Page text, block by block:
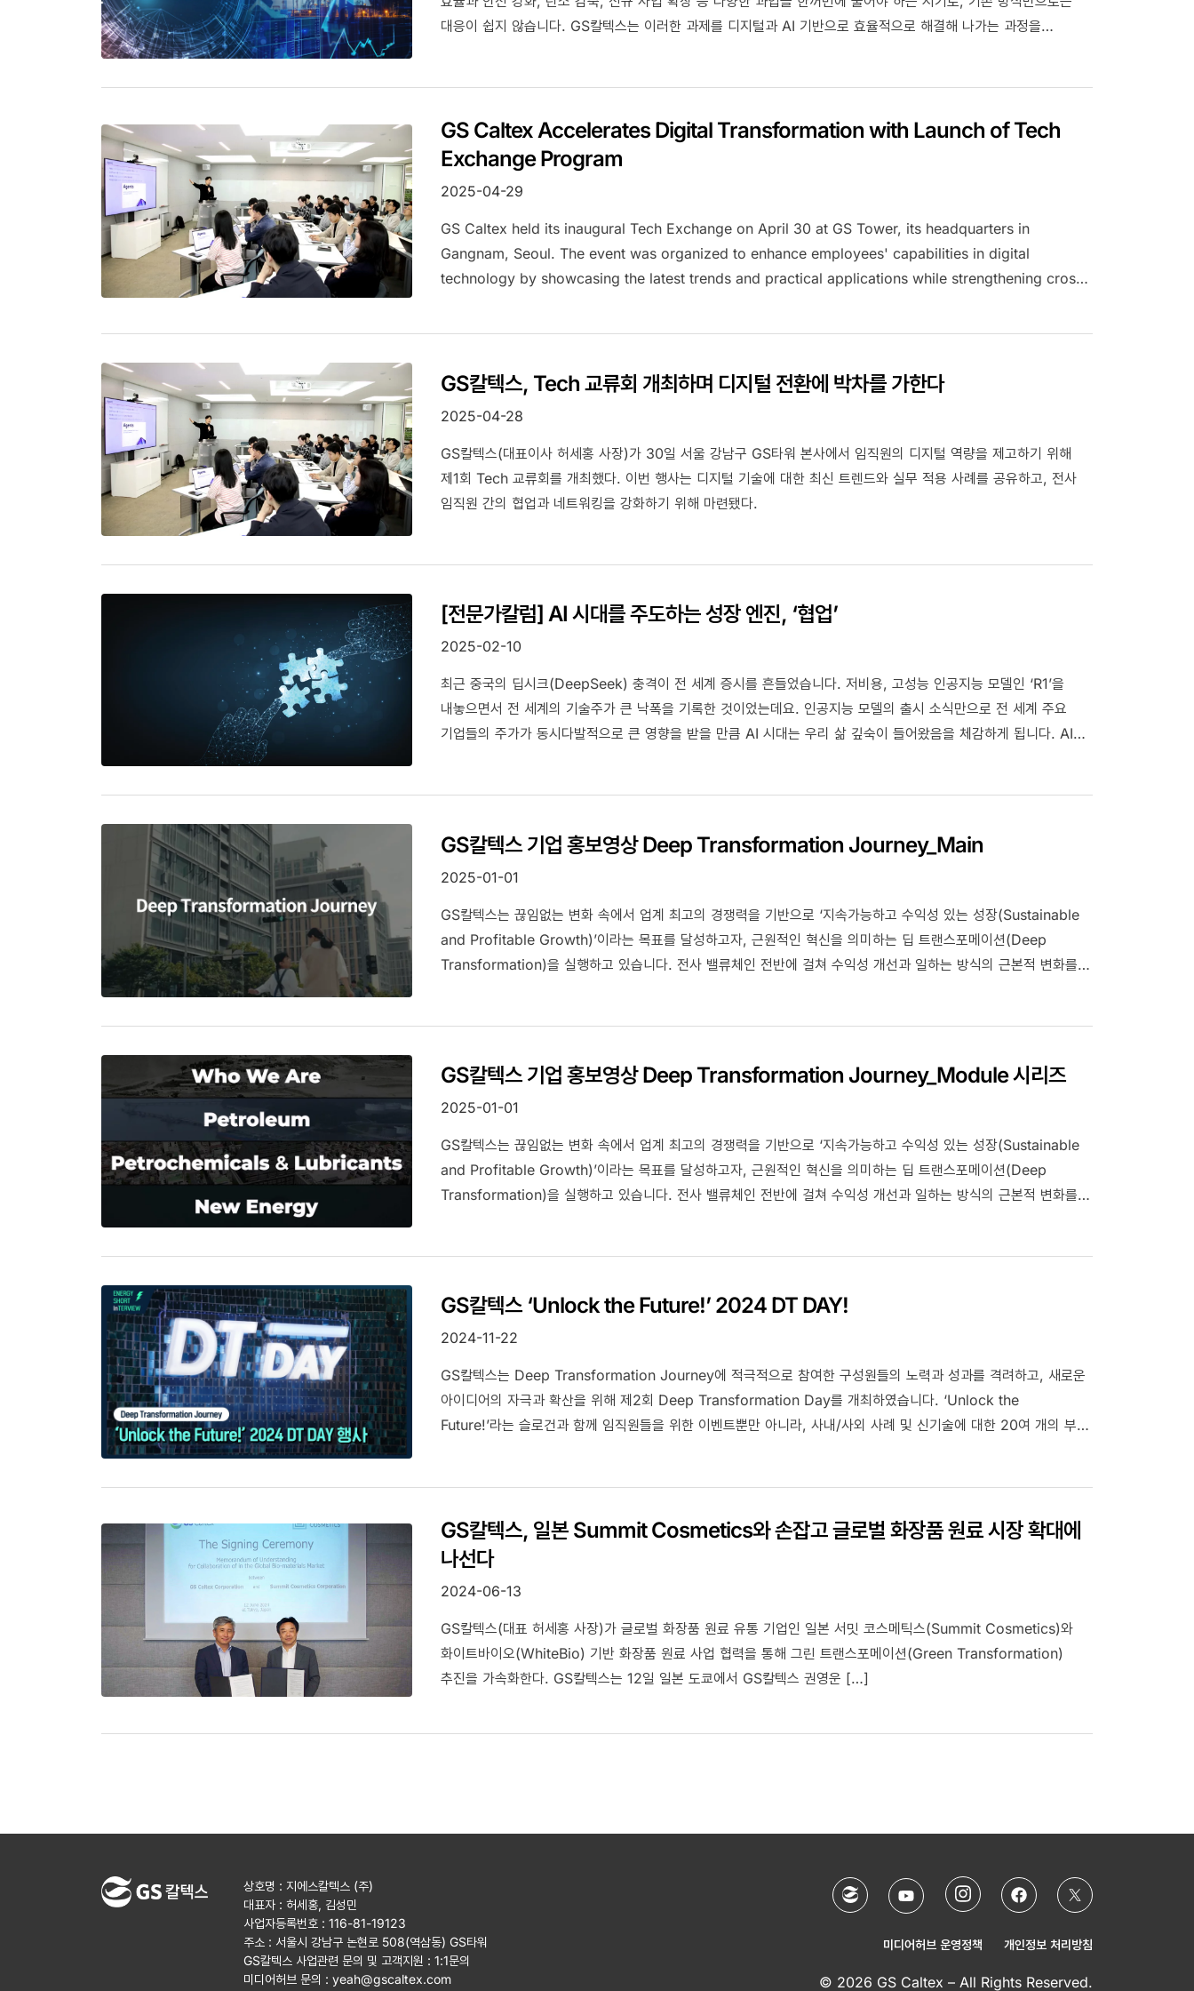
대응이 쉽지 않습니다. GS칼텍스는 이러한 과제를 디지털과 AI 기반으로 효율적으로 해결해 나가는 과정을
GS Caltex Accelerates Digital Transformation with Launch of Tech
Exchange Program
2025-04-29
GS Caltex held its inaugural Tech Exchange on April 30 at GS Tower, its headquarters in
Gangnam, Seoul. The event was organized to enhance employees' capabilities in digital
technology by showcasing the latest trends and practical applications while strengthening cross-
GS칼텍스, Tech 교류회 개최하며 디지털 전환에 박차를 가한다
2025-04-28
GS칼텍스(대표이사 허세홍 사장)가 30일 서울 강남구 GS타워 본사에서 임직원의 디지털 역량을 제고하기 위해
제1회 Tech 교류회를 개최했다. 이번 행사는 디지털 기술에 대한 최신 트렌드와 실무 적용 사례를 공유하고, 전사
임직원 간의 협업과 네트워킹을 강화하기 위해 마련됐다.
[전문가칼럼] AI 시대를 주도하는 성장 엔진, ‘협업’
2025-02-10
최근 중국의 딥시크(DeepSeek) 충격이 전 세계 증시를 흔들었습니다. 저비용, 고성능 인공지능 모델인 ‘R1’을
내놓으면서 전 세계의 기술주가 큰 낙폭을 기록한 것이었는데요. 인공지능 모델의 출시 소식만으로 전 세계 주요
기업들의 주가가 동시다발적으로 큰 영향을 받을 만큼 AI 시대는 우리 삶 깊숙이 들어왔음을 체감하게 됩니다. AI
GS칼텍스 기업 홍보영상 Deep Transformation Journey_Main
2025-01-01
GS칼텍스는 끊임없는 변화 속에서 업계 최고의 경쟁력을 기반으로 ‘지속가능하고 수익성 있는 성장(Sustainable
and Profitable Growth)’이라는 목표를 달성하고자, 근원적인 혁신을 의미하는 딥 트랜스포메이션(Deep
Transformation)을 실행하고 있습니다. 전사 밸류체인 전반에 걸쳐 수익성 개선과 일하는 방식의 근본적 변화를
GS칼텍스 기업 홍보영상 Deep Transformation Journey_Module 시리즈
2025-01-01
GS칼텍스는 끊임없는 변화 속에서 업계 최고의 경쟁력을 기반으로 ‘지속가능하고 수익성 있는 성장(Sustainable
and Profitable Growth)’이라는 목표를 달성하고자, 근원적인 혁신을 의미하는 딥 트랜스포메이션(Deep
Transformation)을 실행하고 있습니다. 전사 밸류체인 전반에 걸쳐 수익성 개선과 일하는 방식의 근본적 변화를
3_Petrochemicals & Lubricants / Module 4_New Energy)
GS칼텍스 ‘Unlock the Future!’ 2024 DT DAY!
2024-11-22
GS칼텍스는 Deep Transformation Journey에 적극적으로 참여한 구성원들의 노력과 성과를 격려하고, 새로운
아이디어의 자극과 확산을 위해 제2회 Deep Transformation Day를 개최하였습니다. ‘Unlock the
Future!’라는 슬로건과 함께 임직원들을 위한 이벤트뿐만 아니라, 사내/사외 사례 및 신기술에 대한 20여 개의 부스
있습니다. GS칼텍스의 미래를 함께 그려보았던 이번 행사를 영상으로 만나보세요!
GS칼텍스, 일본 Summit Cosmetics와 손잡고 글로벌 화장품 원료 시장 확대에
나선다
2024-06-13
GS칼텍스(대표 허세홍 사장)가 글로벌 화장품 원료 유통 기업인 일본 서밋 코스메틱스(Summit Cosmetics)와
화이트바이오(WhiteBio) 기반 화장품 원료 사업 협력을 통해 그린 트랜스포메이션(Green Transformation)
추진을 가속화한다. GS칼텍스는 12일 일본 도쿄에서 GS칼텍스 권영운 […]
상호명 : 지에스칼텍스 (주)
대표자 : 허세홍, 김성민
사업자등록번호 : 116-81-19123
주소 : 서울시 강남구 논현로 508(역삼동) GS타워
GS칼텍스 사업관련 문의 및 고객지원 : 1:1문의
미디어허브 문의 : yeah@gscaltex.com
미디어허브 운영정책 개인정보 처리방침
© 2026 GS Caltex – All Rights Reserved.